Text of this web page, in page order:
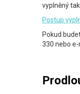
vyplněný
Postup
Pokud
330 nebo